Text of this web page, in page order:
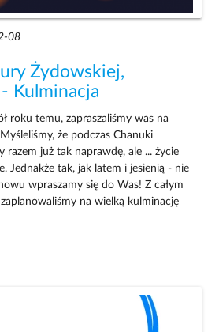
08
Żydowskiej,
Kulminacja
roku temu, zapraszaliśmy was na
że podczas Chanuki
razem już tak naprawdę, ale ... życie
Jednakże tak, jak latem i jesienią - nie
wpraszamy się do Was! Z całym
na wielką kulminację